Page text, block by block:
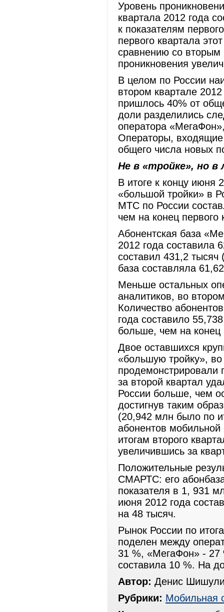
Уровень
квартала 2012 года
к показателям
первого квартала
сравнению со вторым
проникновения
В целом по России
втором квартале
пришлось 40% от
доли разделились
оператора
Операторы, входящие
общего числа новых
Не в «тройке», но в
В итоге к концу июня
«большой тройки» в
МТС по России
чем на конец
Абонентская база
2012 года составила
составил 431,2 тысяч
база составляла
Меньше остальных
аналитиков, во
Количество
года составило
больше, чем на конец
Двое оставшихся
«большую тройку»,
продемонстрировали
за второй квартал
России больше, чем
достигнув таким
(20,942 млн было по
абонентов мобильной
итогам второго
увеличившись за
Положительные
СМАРТС: его
показателя в 1, 931
июня 2012 года
на 48 тысяч.
Рынок России по
поделен между
31 %, «МегаФон» -
составила 10 %. На
Автор: Денис
Рубрики: Мобильная